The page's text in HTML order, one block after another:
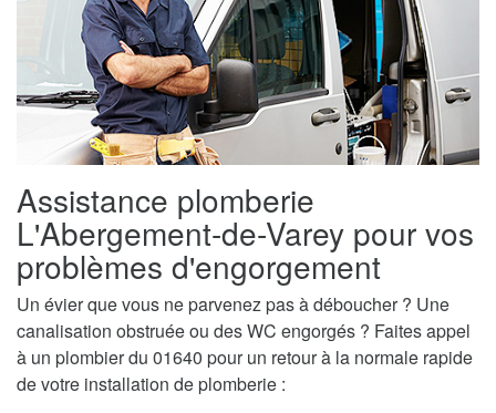
Assistance plomberie
L'Abergement-de-Varey pour vos
problèmes d'engorgement
Un évier que vous ne parvenez pas à déboucher ? Une
canalisation obstruée ou des WC engorgés ? Faites appel
à un plombier du 01640 pour un retour à la normale rapide
de votre installation de plomberie :